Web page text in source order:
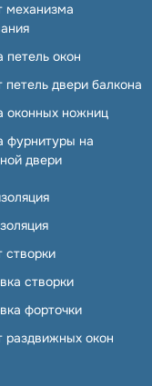
механизма
петель окон
петель двери балкона
оконных ножниц
фурнитуры на
двери
створки
створки
форточки
раздвижных окон